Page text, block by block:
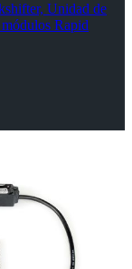
Unidad de
Rapid